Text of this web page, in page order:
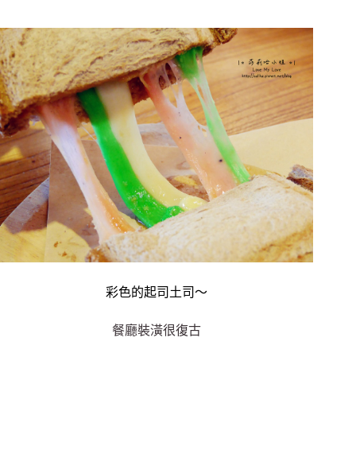
彩色的起司土司～
餐廳裝潢很復古